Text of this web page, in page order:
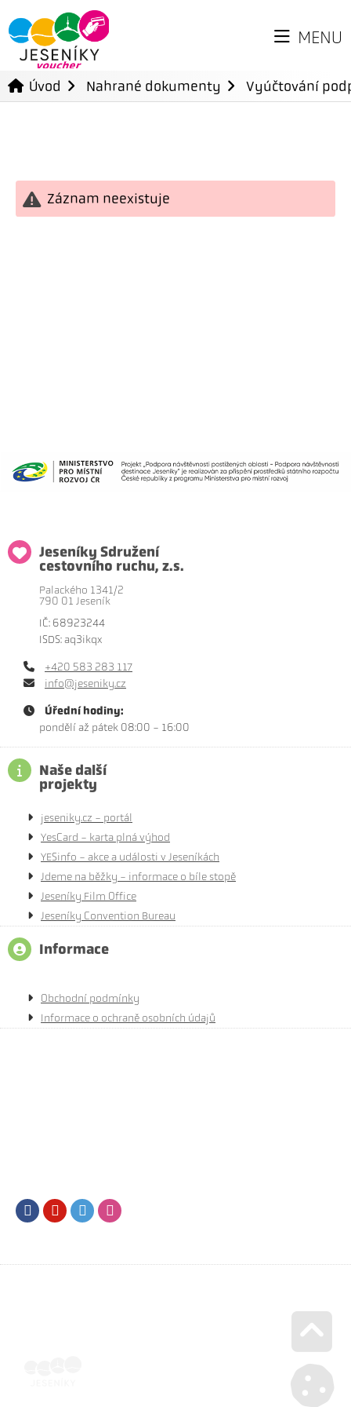
MENU
Úvod Nahrané dokumenty Vyúčtování
Záznam neexistuje
Jeseníky Sdružení
cestovního ruchu, z.s.
Palackého 1341/2
790 01 Jeseník
IČ: 68923244
ISDS: aq3ikqx
+420 583 283 117
info@jeseniky.cz
Úřední hodiny:
pondělí až pátek 08:00 - 16:00
Naše další
projekty
jeseniky.cz - portál
YesCard - karta plná výhod
YESinfo - akce a události v Jeseníkách
Jdeme na běžky - informace o bíle stopě
Jeseníky Film Office
Jeseníky Convention Bureau
Informace
Obchodní podmínky
Informace o ochraně osobních údajů
FacebookYoutubeTwitter
Go